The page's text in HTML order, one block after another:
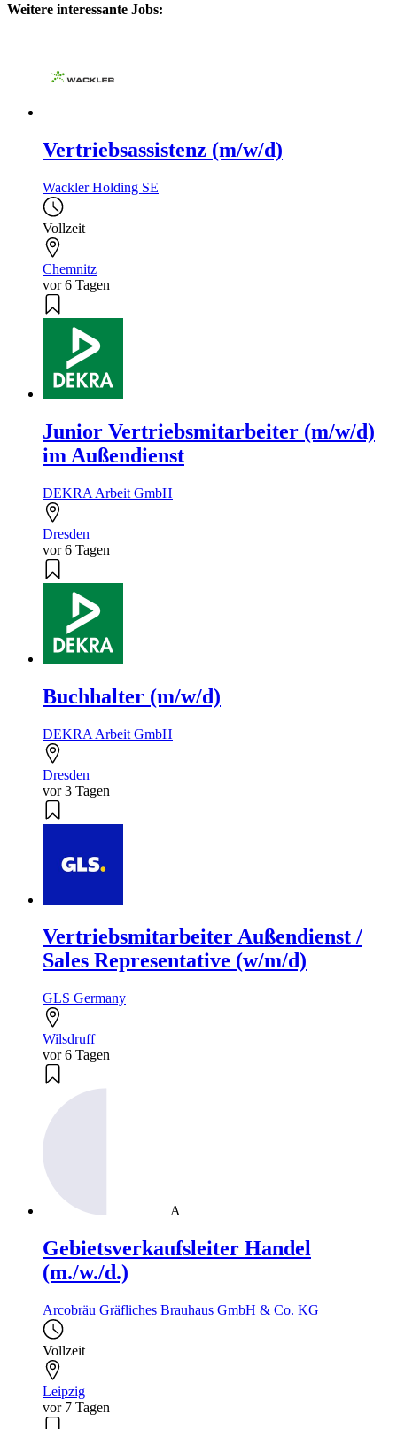
Weitere interessante Jobs:
Vertriebsassistenz (m/w/d)
Wackler Holding SE
Vollzeit
Chemnitz
vor 6 Tagen
Junior Vertriebsmitarbeiter (m/w/d)
im Außendienst
DEKRA Arbeit GmbH
Dresden
vor 6 Tagen
Buchhalter (m/w/d)
DEKRA Arbeit GmbH
Dresden
vor 3 Tagen
Vertriebsmitarbeiter Außendienst /
Sales Representative (w/m/d)
GLS Germany
Wilsdruff
vor 6 Tagen
A
Gebietsverkaufsleiter Handel
(m./w./d.)
Arcobräu Gräfliches Brauhaus GmbH & Co. KG
Vollzeit
Leipzig
vor 7 Tagen